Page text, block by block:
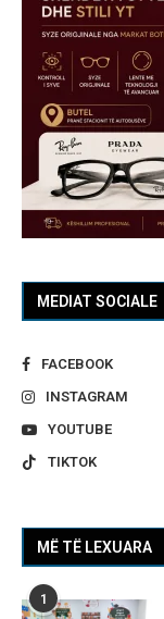
MEDIAT SOCIALE
FACEBOOK
INSTAGRAM
YOUTUBE
TIKTOK
MË TË LEXUARA
1